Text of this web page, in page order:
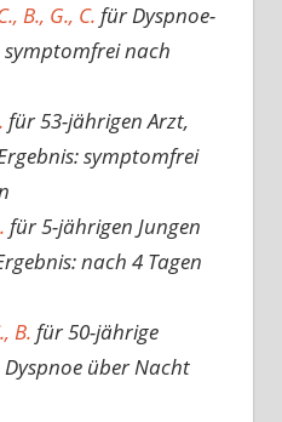
B., G., C. für Dyspnoe-
nach
für 53-jährigen Arzt,
symptomfrei
für 5-jährigen Jungen
nach 4 Tagen
B. für 50-jährige
über Nacht